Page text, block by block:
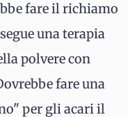
fare il richiamo
una terapia
polvere con
fare una
per gli acari il